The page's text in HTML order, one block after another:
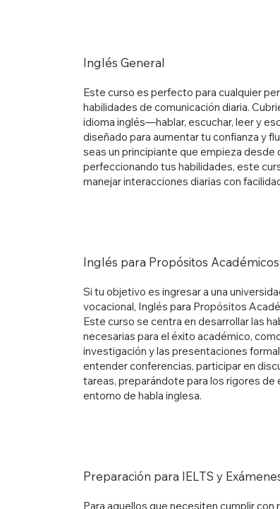
Inglés General
Este curso es perfecto para cualquier
habilidades de comunicación diaria.
idioma inglés—hablar, escuchar, leer y
diseñado para aumentar tu confianza y
seas un principiante que empieza desde
perfeccionando tus habilidades, este
manejar interacciones diarias con
Inglés para Propósitos Académicos
Si tu objetivo es ingresar a una
vocacional, Inglés para Propósitos
Este curso se centra en desarrollar las
necesarias para el éxito académico,
investigación y las presentaciones
entender conferencias, participar en
tareas, preparándote para los rigores
entorno de habla inglesa.
Preparación para IELTS y
Para aquellos que necesiten cumplir